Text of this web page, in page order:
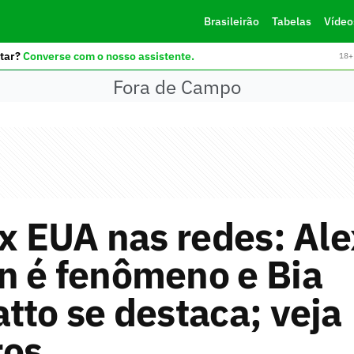
Brasileirão Tabelas
Converse com o nosso assistente.
Fora de Campo
EUA nas redes:
é fenômeno e Bia
se destaca; veja